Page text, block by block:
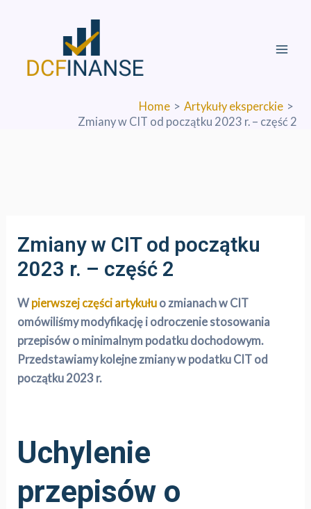
Home
Artykuły eksperckie
Zmiany w CIT od początku 2023 r. – część 2
Zmiany w CIT od początku
2023 r. – część 2
W pierwszej części artykułu o zmianach w CIT
omówiliśmy modyfikację i odroczenie stosowania
przepisów o minimalnym podatku dochodowym.
Przedstawiamy kolejne zmiany w podatku CIT od
początku 2023 r.
Uchylenie
przepisów o